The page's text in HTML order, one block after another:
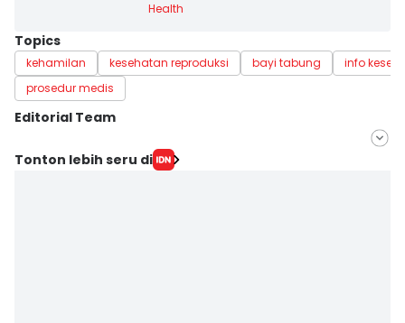
Health
Topics
kehamilan kesehatan reproduksi bayi tabung
info
prosedur medis
Editorial Team
Editor
Tonton lebih seru di